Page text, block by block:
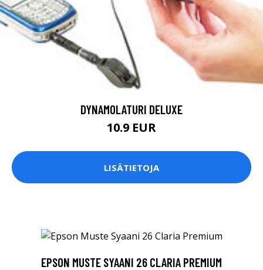
DYNAMOLATURI DELUXE
10.9 EUR
LISÄTIETOJA
EPSON MUSTE SYAANI 26 CLARIA PREMIUM